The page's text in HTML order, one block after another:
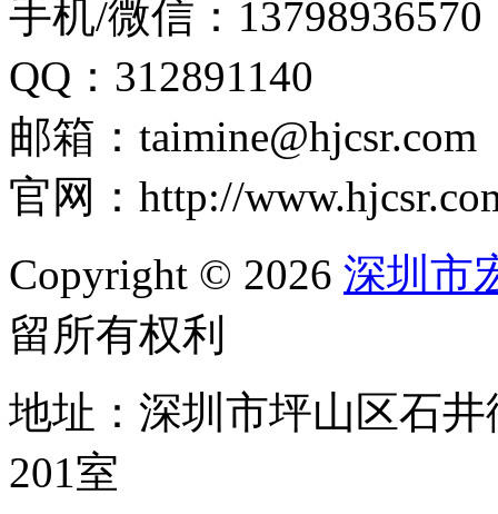
手机/微信：13798936570
QQ：312891140
邮箱：taimine@hjcsr.com
官网：http://
Copyright © 2026 深圳市
留所有权利
地址：深圳市坪山区石
201室